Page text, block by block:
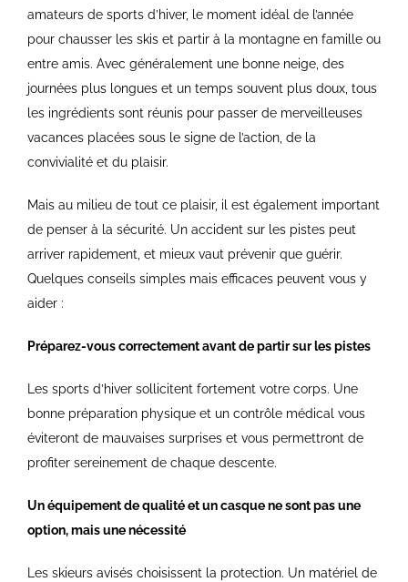
amateurs de sports d’hiver, le moment idéal de l’année
pour chausser les skis et partir à la montagne en famille ou
entre amis. Avec généralement une bonne neige, des
journées plus longues et un temps souvent plus doux, tous
les ingrédients sont réunis pour passer de merveilleuses
vacances placées sous le signe de l’action, de la
convivialité et du plaisir.
Mais au milieu de tout ce plaisir, il est également important
de penser à la sécurité. Un accident sur les pistes peut
arriver rapidement, et mieux vaut prévenir que guérir.
Quelques conseils simples mais efficaces peuvent vous y
aider :
Préparez-vous correctement avant de partir sur les pistes
Les sports d’hiver sollicitent fortement votre corps. Une
bonne préparation physique et un contrôle médical vous
éviteront de mauvaises surprises et vous permettront de
profiter sereinement de chaque descente.
Un équipement de qualité et un casque ne sont pas une
option, mais une nécessité
Les skieurs avisés choisissent la protection. Un matériel de